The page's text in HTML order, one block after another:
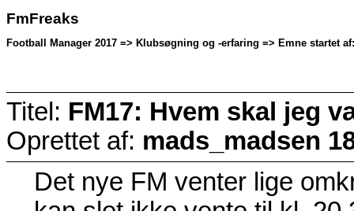
FmFreaks
Football Manager 2017 => Klubsøgning og -erfaring => Emne startet
Titel: FM17: Hvem skal jeg
Oprettet af: mads_madsen
Det nye FM venter lige